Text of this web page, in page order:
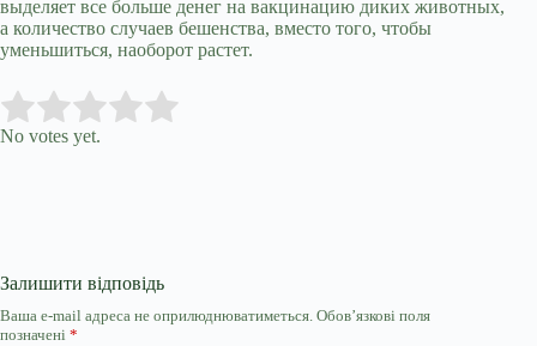
выделяет все больше денег на вакцинацию диких животных,
а количество случаев бешенства, вместо того, чтобы
уменьшиться, наоборот растет.
Rate this item:
No votes yet.
Залишити відповідь
Ваша e-mail адреса не оприлюднюватиметься. Обов’язкові поля
позначені *